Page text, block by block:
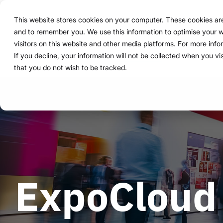
This website stores cookies on your computer. These cookies
and to remember you. We use this information to optimise
visitors on this website and other media platforms. For more
If you decline, your information will not be collected when you
that you do not wish to be tracked.
überspringen
Lösung
Überblick
Das System
Struktur
Für
ein
klare
volle
Funktionen
Funktionen
Buchung
Logistik
Analytics
Projektmanagement
Alles,
Daten
Schauen
Marketing Teams
Procurement
Für
und ihre
mehr
klare
Referenzen
Bewährt
Preise & Modell
Logistik-Flatrate
Skalierbarkeit
Public Version Über uns
Über uns
Nachhaltigkeit
Technologie & Plattform
Blog